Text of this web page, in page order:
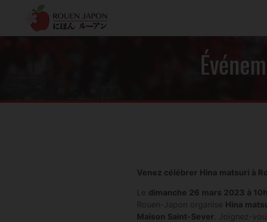
Venez célébrer Hina matsuri à
Le dimanche 26 mars 2023 à 10h
Rouen-Japon organise Hina
Maison Saint-Sever. Joignez-